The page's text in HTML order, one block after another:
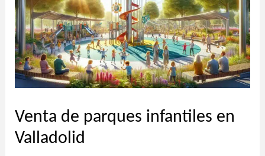
Venta de parques infantiles en
Valladolid